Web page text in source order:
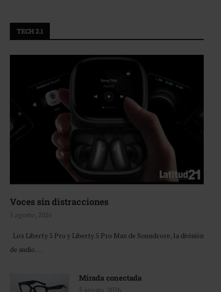
TECH 2.1
Voces sin distracciones
5 agosto, 2026
Los Liberty 5 Pro y Liberty 5 Pro Max de Soundcore, la división
de audio …
Mirada conectada
5 agosto, 2026